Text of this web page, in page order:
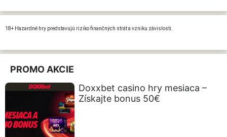
18+ Hazardné hry predstavujú riziko finančných strát a vzniku závislosti.
PROMO AKCIE
Doxxbet casino hry mesiaca –
Získajte bonus 50€